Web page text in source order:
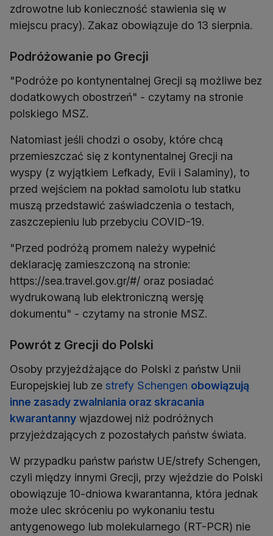
zdrowotne lub konieczność stawienia się w
miejscu pracy). Zakaz obowiązuje do 13 sierpnia.
Podróżowanie po Grecji
"Podróże po kontynentalnej Grecji są możliwe bez
dodatkowych obostrzeń" - czytamy na stronie
polskiego MSZ.
Natomiast jeśli chodzi o osoby, które chcą
przemieszczać się z kontynentalnej Grecji na
wyspy (z wyjątkiem Lefkady, Evii i Salaminy), to
przed wejściem na pokład samolotu lub statku
muszą przedstawić zaświadczenia o testach,
zaszczepieniu lub przebyciu COVID-19.
"Przed podróżą promem należy wypełnić
deklarację zamieszczoną na stronie:
https://sea.travel.gov.gr/#/ oraz posiadać
wydrukowaną lub elektroniczną wersję
dokumentu" - czytamy na stronie MSZ.
Powrót z Grecji do Polski
Osoby przyjeżdżające do Polski z państw Unii
Europejskiej lub ze strefy Schengen obowiązują
inne zasady zwalniania oraz skracania
kwarantanny wjazdowej niż podróżnych
przyjeżdzających z pozostałych państw świata.
W przypadku państw państw UE/strefy Schengen,
czyli między innymi Grecji, przy wjeździe do Polski
obowiązuje 10-dniowa kwarantanna, która jednak
może ulec skróceniu po wykonaniu testu
antygenowego lub molekularnego (RT-PCR) nie